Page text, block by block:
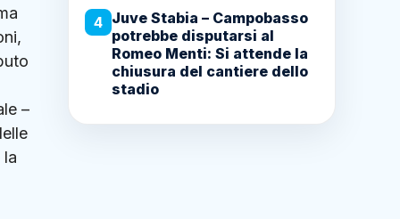
–
4 Juve Stabia – Campobasso
potrebbe disputarsi al
Romeo Menti: Si attende la
chiusura del cantiere dello
stadio